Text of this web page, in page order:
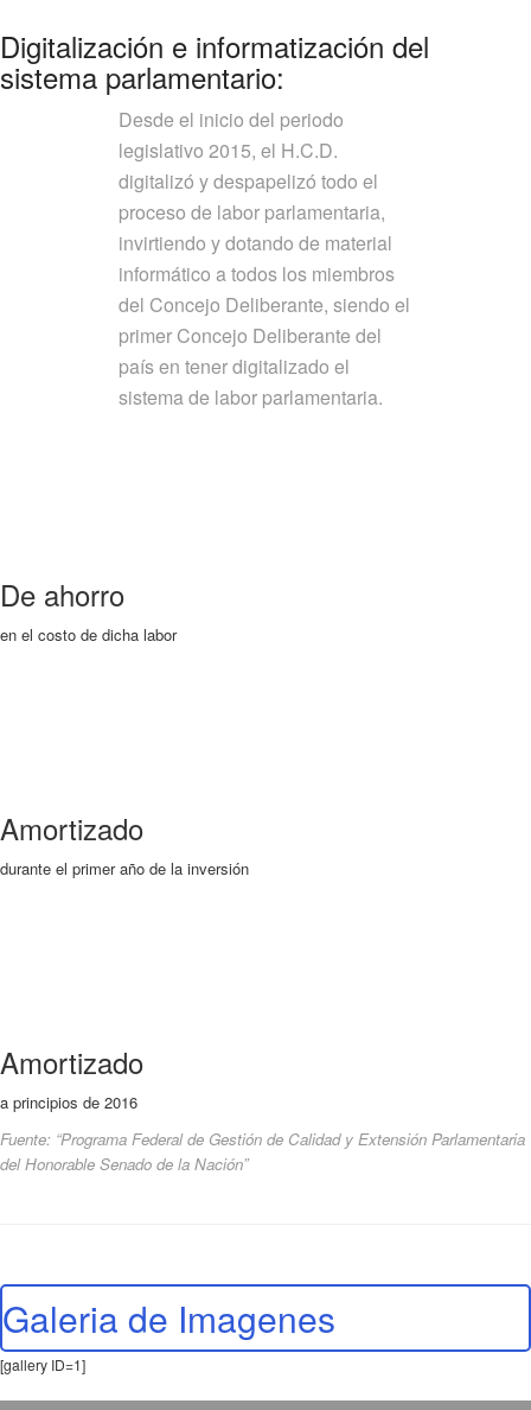
Digitalización e informatización del
sistema parlamentario:
Desde el inicio del periodo
legislativo 2015, el H.C.D.
digitalizó y despapelizó todo el
proceso de labor parlamentaria,
invirtiendo y dotando de material
informático a todos los miembros
del Concejo Deliberante, siendo el
primer Concejo Deliberante del
país en tener digitalizado el
sistema de labor parlamentaria.
De ahorro
en el costo de dicha labor
Amortizado
durante el primer año de la inversión
Amortizado
a principios de 2016
Fuente: “Programa Federal de Gestión de Calidad y Extensión Parlamentaria
del Honorable Senado de la Nación”
Galeria de Imagenes
[gallery ID=1]